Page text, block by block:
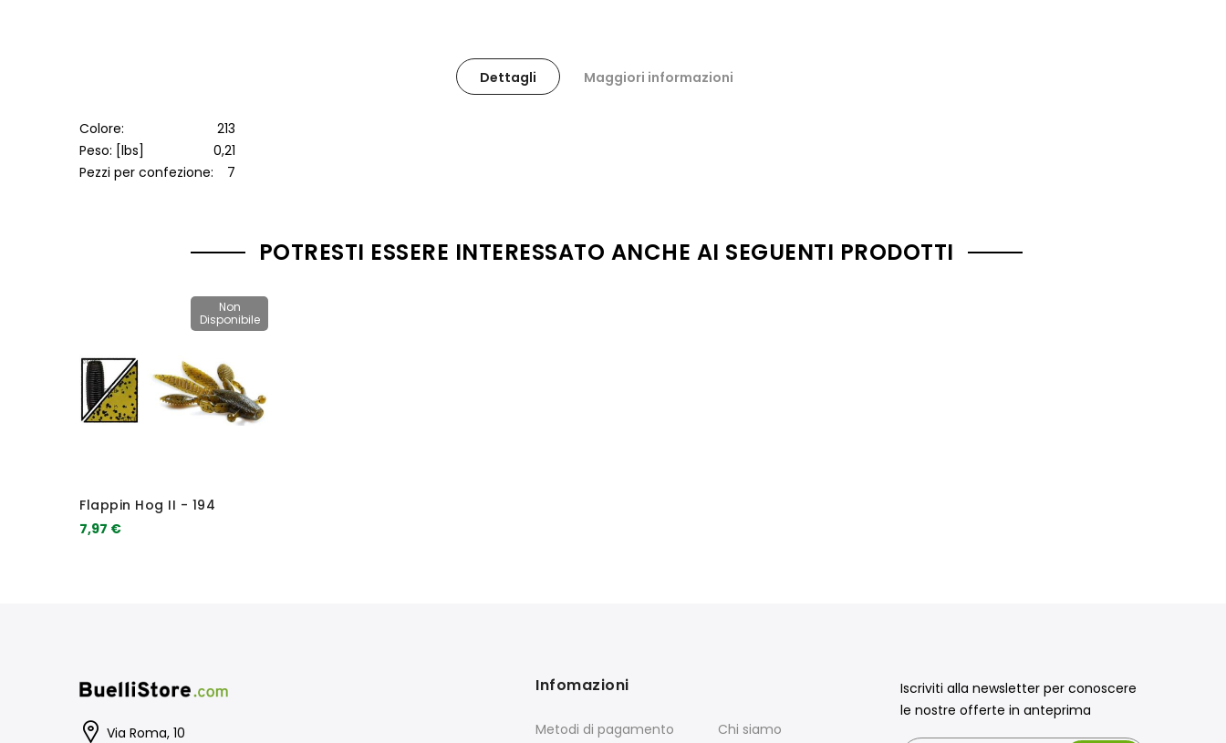
Dettagli Maggiori informazioni
Colore:
213
Peso: [lbs]
0,21
Pezzi per confezione:
7
POTRESTI ESSERE INTERESSATO ANCHE AI SEGUENTI PRODOTTI
Non
Disponibile
Flappin Hog II - 194
7,97 €
Via Roma, 10
Infomazioni
Metodi di pagamento
Chi siamo
Iscriviti alla newsletter per conoscere
le nostre offerte in anteprima